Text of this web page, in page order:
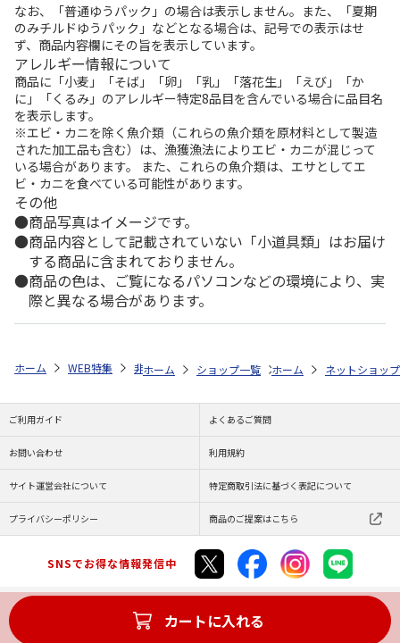
なお、「普通ゆうパック」の場合は表示しません。また、「夏期
のみチルドゆうパック」などとなる場合は、記号での表示はせ
ず、商品内容欄にその旨を表示しています。
アレルギー情報について
商品に「小麦」「そば」「卵」「乳」「落花生」「えび」「か
に」「くるみ」のアレルギー特定8品目を含んでいる場合に品目名
を表示します。
※エビ・カニを除く魚介類（これらの魚介類を原材料として製造
された加工品も含む）は、漁獲漁法によりエビ・カニが混じって
いる場合があります。 また、これらの魚介類は、エサとしてエ
ビ・カニを食べている可能性があります。
その他
商品写真はイメージです。
商品内容として記載されていない「小道具類」はお届け
する商品に含まれておりません。
商品の色は、ご覧になるパソコンなどの環境により、実
際と異なる場合があります。
カートに入れる
ホーム WEB特集 非食品 KAORU／LOV-IN BOUQUET／GRANDEUR
ホーム ショップ一覧 MARUZEKI ディズ
ホーム ネットショップ
ご利用ガイド よくあるご質問
お問い合わせ 利用規約
サイト運営会社について 特定商取引法に基づく表記について
プライバシーポリシー 商品のご提案はこちら
SNSでお得な情報発信中